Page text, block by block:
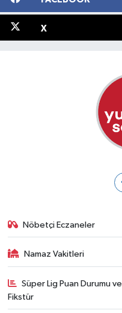
X
Nöbetçi Eczaneler
Namaz Vakitleri
Süper Lig Puan Durumu ve
Fikstür